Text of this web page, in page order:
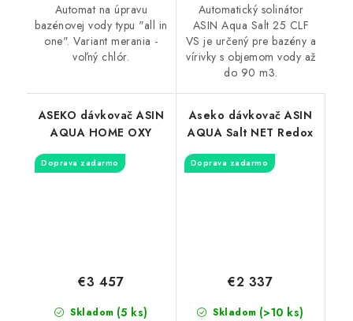
Automat na úpravu
bazénovej vody typu "all in
one". Variant merania -
voľný chlór.
Automatický solinátor
ASIN Aqua Salt 25 CLF
VS je určený pre bazény a
vírivky s objemom vody až
do 90 m3.
ASEKO dávkovač ASIN
AQUA HOME OXY
Doprava zadarmo
Skladom (5 ks)
€3 457
Aseko dávkovač ASIN
AQUA Salt NET Redox
Doprava zadarmo
Skladom (>10 ks)
€2 337